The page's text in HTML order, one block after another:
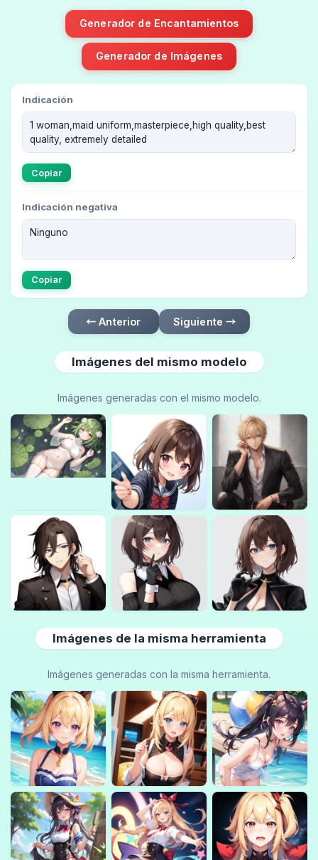
Generador de Encantamientos
Generador de Imágenes
Indicación
Copiar
Indicación negativa
Copiar
← Anterior Siguiente →
Imágenes del mismo modelo
Imágenes generadas con el mismo modelo.
Imágenes de la misma herramienta
Imágenes generadas con la misma herramienta.